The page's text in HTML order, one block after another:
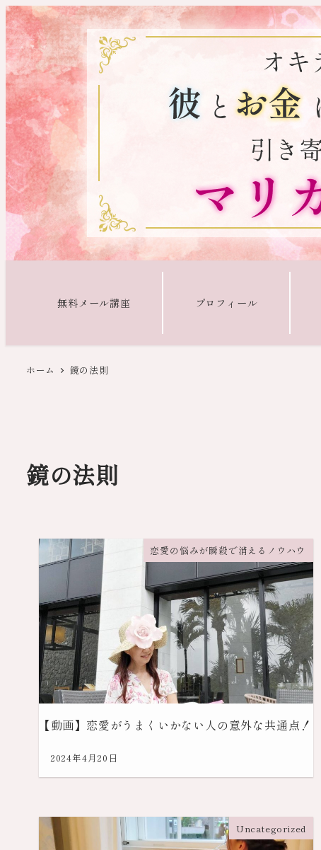
無料メール講座 プロフィール
ホーム 鏡の法則
鏡の法則
恋愛の悩みが瞬殺で消えるノウハウ
【動画】恋愛がうまくいかない人の意外な共通点！
2024年4月20日
Uncategorized